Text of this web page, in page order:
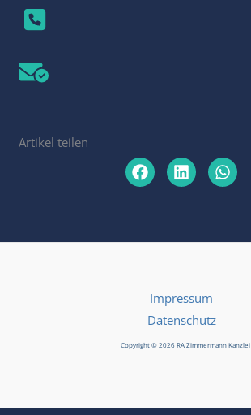
Artikel teilen
Impressum
Datenschutz
Copyright © 2026 RA Zimmermann Kanzlei